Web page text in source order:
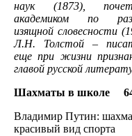
наук (1873),
академиком по
изящной словесности
Л.Н. Толстой –
еще при жизни
главой русской
Шахматы в школе
Владимир Путин:
красивый вид спорта